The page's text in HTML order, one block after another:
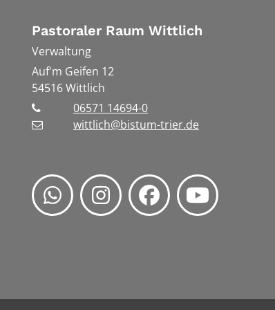
Pastoraler Raum Wittlich
Verwaltung
Auf'm Geifen 12
54516Wittlich
06571 14694-0
wittlich@bistum-trier.de